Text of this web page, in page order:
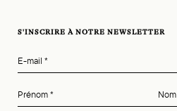
S'INSCRIRE À NOTRE NEWSLETTER
E-mail *
Prénom* Nom